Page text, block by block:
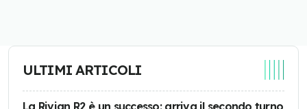
ULTIMI ARTICOLI